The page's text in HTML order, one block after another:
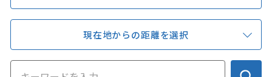
現在地からの距離を選択